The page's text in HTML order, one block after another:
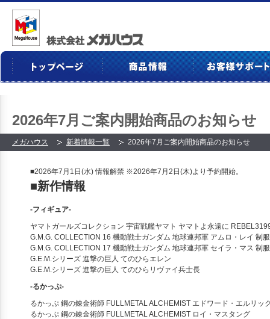
2026年7月ご案内開始商品のお知らせ
メガハウス 新着情報一覧 2026年7月ご案内開始商品のお知らせ
■2026年7月1日(水) 情報解禁 ※2026年7月2日(木)より予約開始。
■新作情報
‐フィギュア‐
ヤマトガールズコレクション 宇宙戦艦ヤマト ヤマトよ永遠に
G.M.G. COLLECTION 16 機動戦士ガンダム 地球連邦軍 アムロ・レイ 制
G.M.G. COLLECTION 17 機動戦士ガンダム 地球連邦軍 セイラ・マス 制
G.E.M.シリーズ 進撃の巨人 てのひらエレン
G.E.M.シリーズ 進撃の巨人 てのひらリヴァイ兵士長
‐るかっぷ‐
るかっぷ 鋼の錬金術師 FULLMETAL ALCHEMIST エドワード・エルリッ
るかっぷ 鋼の錬金術師 FULLMETAL ALCHEMIST ロイ・マスタング